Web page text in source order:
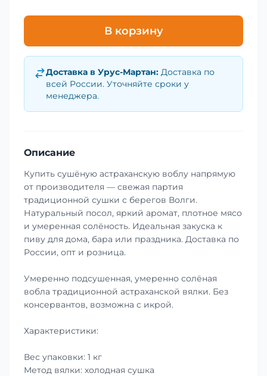
В корзину
Доставка в Урус-Мартан: Доставка по
всей России. Уточняйте сроки у
менеджера.
Описание
Купить сушёную астраханскую воблу напрямую
от производителя — свежая партия
традиционной сушки с берегов Волги.
Натуральный посол, яркий аромат, плотное мясо
и умеренная солёность. Идеальная закуска к
пиву для дома, бара или праздника. Доставка по
России, опт и розница.
Умеренно подсушенная, умеренно солёная
вобла традиционной астраханской вялки. Без
консервантов, возможна с икрой.
Характеристики:
Вес упаковки: 1 кг
Метод вялки: холодная сушка